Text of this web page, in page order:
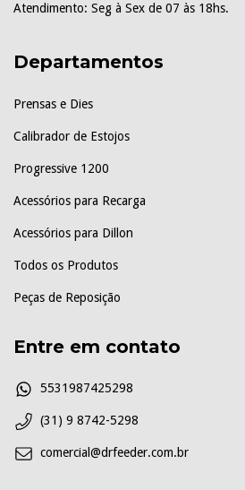
Atendimento: Seg à Sex de 07 às 18hs.
Departamentos
Prensas e Dies
Calibrador de Estojos
Progressive 1200
Acessórios para Recarga
Acessórios para Dillon
Todos os Produtos
Peças de Reposição
Entre em contato
5531987425298
(31) 9 8742-5298
comercial@drfeeder.com.br